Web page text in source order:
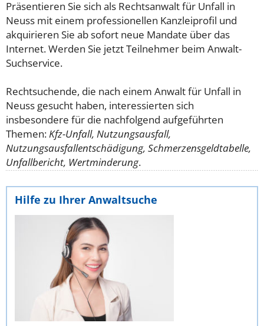
Präsentieren Sie sich als Rechtsanwalt für Unfall in
Neuss mit einem professionellen Kanzleiprofil und
akquirieren Sie ab sofort neue Mandate über das
Internet. Werden Sie jetzt Teilnehmer beim Anwalt-
Suchservice.
Rechtsuchende, die nach einem Anwalt für Unfall in
Neuss gesucht haben, interessierten sich
insbesondere für die nachfolgend aufgeführten
Themen:Kfz-Unfall, Nutzungsausfall,
Nutzungsausfallentschädigung, Schmerzensgeldtabelle,
Unfallbericht, Wertminderung.
Hilfe zu Ihrer Anwaltsuche